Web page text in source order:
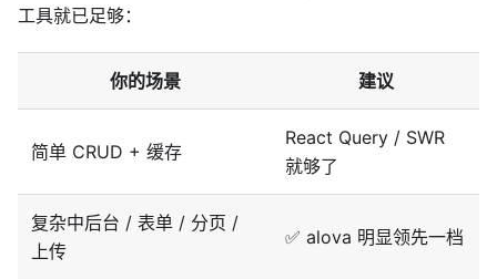
工具就已足够：
你的场景 建议
简单 CRUD + 缓存
React Query / SWR
就够了
复杂中后台 / 表单 / 分页 /
上传
✅ alova 明显领先一档